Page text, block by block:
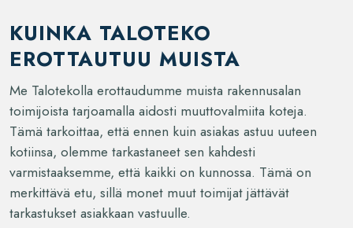
KUINKA TALOTEKO
EROTTAUTUU MUISTA
Me Talotekolla erottaudumme muista rakennusalan
toimijoista tarjoamalla aidosti muuttovalmiita koteja.
Tämä tarkoittaa, että ennen kuin asiakas astuu uuteen
kotiinsa, olemme tarkastaneet sen kahdesti
varmistaaksemme, että kaikki on kunnossa. Tämä on
merkittävä etu, sillä monet muut toimijat jättävät
tarkastukset asiakkaan vastuulle.